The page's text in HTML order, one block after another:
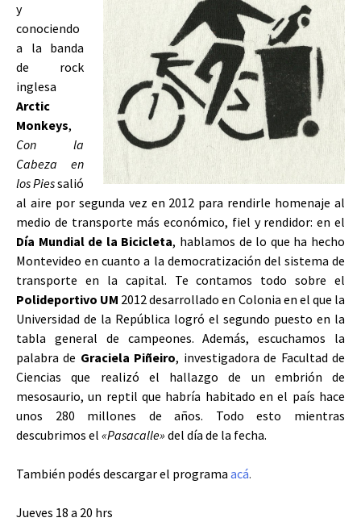
y
conociendo
a la banda
de rock
inglesa
Arctic
Monkeys,
Con la
Cabeza en
los Piessalió
al aire por segunda vez en 2012 para rendirle homenaje al
medio de transporte más económico, fiel y rendidor: en el
Día Mundial de la Bicicleta, hablamos de lo que ha hecho
Montevideo en cuanto a la democratización del sistema de
transporte en la capital. Te contamos todo sobre el
Polideportivo UM 2012 desarrollado en Colonia en el que la
Universidad de la República logró el segundo puesto en la
tabla general de campeones. Además, escuchamos la
palabra de Graciela Piñeiro, investigadora de Facultad de
Ciencias que realizó el hallazgo de un embrión de
mesosaurio, un reptil que habría habitado en el país hace
unos 280 millones de años. Todo esto mientras
descubrimos el «Pasacalle» del día de la fecha.
También podés descargar el programa acá.
Jueves 18 a 20 hrs